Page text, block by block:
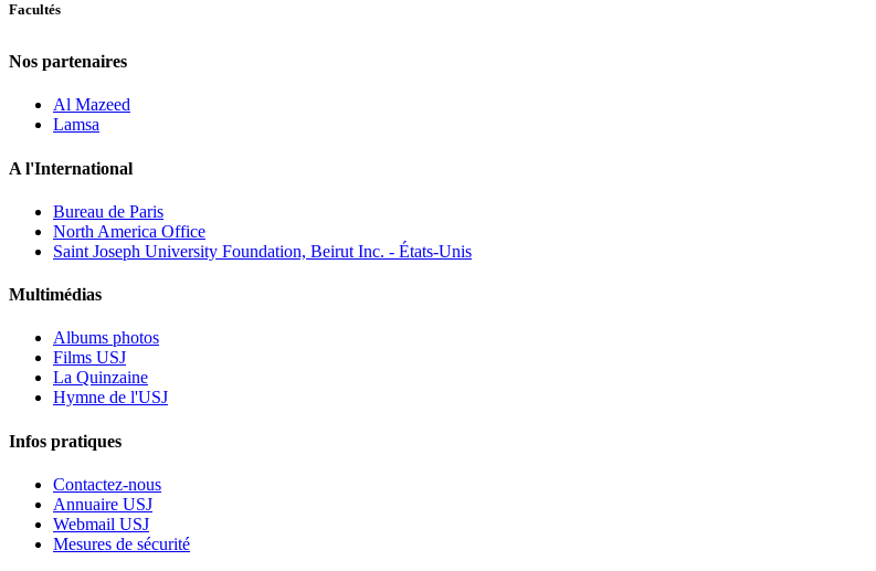
Facultés
Nos partenaires
Al Mazeed
Lamsa
A l'International
Bureau de Paris
North America Office
Saint Joseph University Foundation, Beirut Inc. - États-Unis
Multimédias
Albums photos
Films USJ
La Quinzaine
Hymne de l'USJ
Infos pratiques
Contactez-nous
Annuaire USJ
Webmail USJ
Mesures de sécurité